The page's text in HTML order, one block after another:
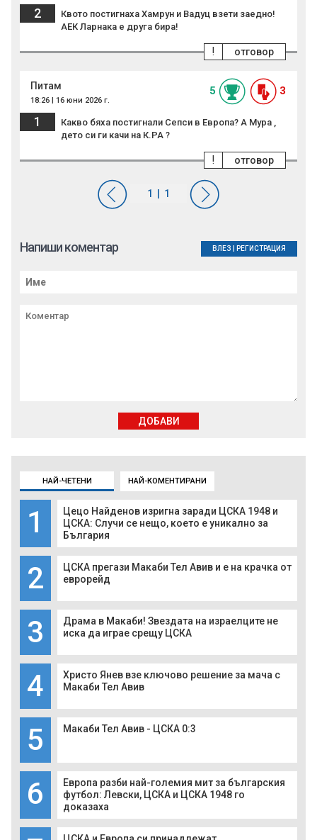
НАЙ-ЧЕТЕНИ НАЙ-КОМЕНТИРАНИ
1
Цецо Найденов изригна заради ЦСКА 1948 и
ЦСКА: Случи се нещо, което е уникално за
България
2
ЦСКА прегази Макаби Тел Авив и е на крачка от
еврорейд
3
Драма в Макаби! Звездата на израелците не
иска да играе срещу ЦСКА
4
Христо Янев взе ключово решение за мача с
Макаби Тел Авив
5 Макаби Тел Авив - ЦСКА 0:3
6
Европа разби най-големия мит за българския
футбол: Левски, ЦСКА и ЦСКА 1948 го
доказаха
2
Квото постигнаха Хамрун и Вадуц взети заедно!
АЕК Ларнака е друга бира!
отговор
!
Питам
18:26 | 16 юни 2026 г.
5 3
1
Какво бяха постигнали Сепси в Европа? А Мура ,
дето си ги качи на К.РА ?
отговор
!
Напиши коментар ВЛЕЗ РЕГИСТРАЦИЯ
ДОБАВИ